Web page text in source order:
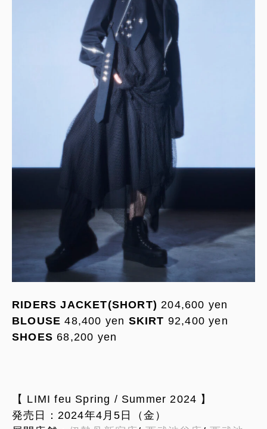
RIDERS JACKET(SHORT) 204,600 yen
BLOUSE 48,400 yen SKIRT 92,400 yen
SHOES 68,200 yen
【 LIMI feu Spring / Summer 2024 】
発売日：2024年4月5日（金）